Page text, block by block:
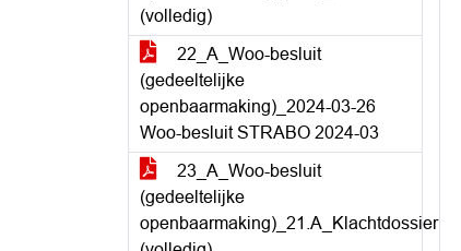
(volledig)
22_A_Woo-besluit
(gedeeltelijke
openbaarmaking)_2024-03-26
Woo-besluit STRABO 2024-03
23_A_Woo-besluit
(gedeeltelijke
openbaarmaking)_21.A_Klachtdossier